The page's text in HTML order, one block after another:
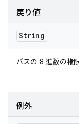
戻り値
String
パスの 8 進数の権
例外